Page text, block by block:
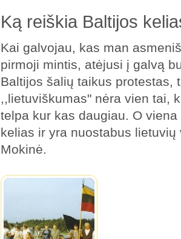
Ką reiškia Baltijos
Kai galvojau, kas man
pirmoji mintis, atėjusi į galvą
Baltijos šalių taikus protestas,
,,lietuviškumas" nėra vien tai,
telpa kur kas daugiau. O
kelias ir yra nuostabus
Mokinė.